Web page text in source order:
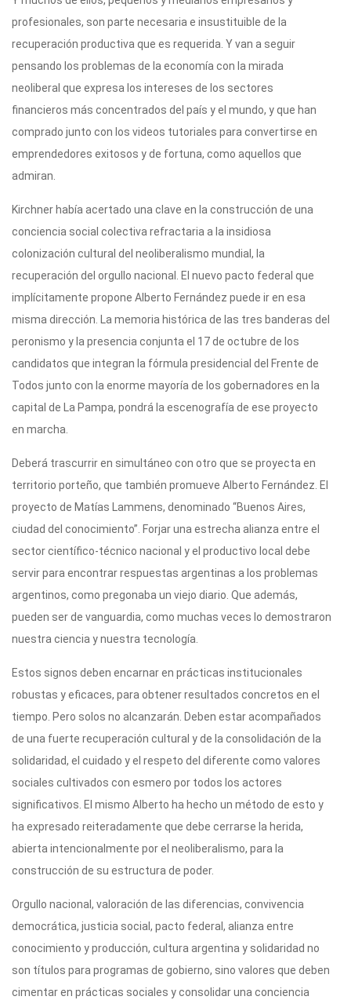
profesionales, son parte necesaria e insustituible de la
recuperación productiva que es requerida. Y van a seguir
pensando los problemas de la economía con la mirada
neoliberal que expresa los intereses de los sectores
financieros más concentrados del país y el mundo, y que han
comprado junto con los videos tutoriales para convertirse en
emprendedores exitosos y de fortuna, como aquellos que
admiran.
Kirchner había acertado una clave en la construcción de una
conciencia social colectiva refractaria a la insidiosa
colonización cultural del neoliberalismo mundial, la
recuperación del orgullo nacional. El nuevo pacto federal que
implícitamente propone Alberto Fernández puede ir en esa
misma dirección. La memoria histórica de las tres banderas del
peronismo y la presencia conjunta el 17 de octubre de los
candidatos que integran la fórmula presidencial del Frente de
Todos junto con la enorme mayoría de los gobernadores en la
capital de La Pampa, pondrá la escenografía de ese proyecto
en marcha.
Deberá trascurrir en simultáneo con otro que se proyecta en
territorio porteño, que también promueve Alberto Fernández. El
proyecto de Matías Lammens, denominado “Buenos Aires,
ciudad del conocimiento”. Forjar una estrecha alianza entre el
sector científico-técnico nacional y el productivo local debe
servir para encontrar respuestas argentinas a los problemas
argentinos, como pregonaba un viejo diario. Que además,
pueden ser de vanguardia, como muchas veces lo demostraron
nuestra ciencia y nuestra tecnología.
Estos signos deben encarnar en prácticas institucionales
robustas y eficaces, para obtener resultados concretos en el
tiempo. Pero solos no alcanzarán. Deben estar acompañados
de una fuerte recuperación cultural y de la consolidación de la
solidaridad, el cuidado y el respeto del diferente como valores
sociales cultivados con esmero por todos los actores
significativos. El mismo Alberto ha hecho un método de esto y
ha expresado reiteradamente que debe cerrarse la herida,
abierta intencionalmente por el neoliberalismo, para la
construcción de su estructura de poder.
Orgullo nacional, valoración de las diferencias, convivencia
democrática, justicia social, pacto federal, alianza entre
conocimiento y producción, cultura argentina y solidaridad no
son títulos para programas de gobierno, sino valores que deben
cimentar en prácticas sociales y consolidar una conciencia